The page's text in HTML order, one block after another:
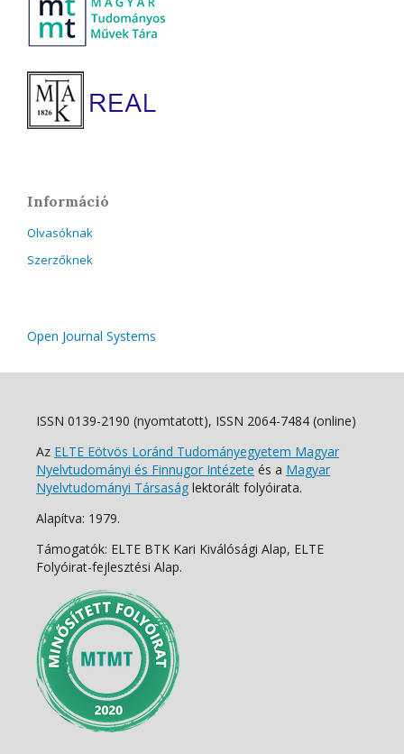
Információ
Olvasóknak
Szerzőknek
Open Journal Systems
ISSN 0139-2190 (nyomtatott), ISSN 2064-7484 (online)
Az ELTE Eötvös Loránd Tudományegyetem Magyar
Nyelvtudományi és Finnugor Intézete és a Magyar
Nyelvtudományi Társaság lektorált folyóirata.
Alapítva: 1979.
Támogatók: ELTE BTK Kari Kiválósági Alap, ELTE
Folyóirat-fejlesztési Alap.